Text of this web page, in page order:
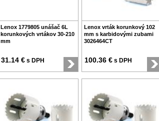
Lenox 1779805 unášač 6L
korunkových vrtákov 30-210
mm
31.14 € s DPH
Lenox vrták korunkový 102
mm s karbidovými zubami
3026464CT
100.36 € s DPH